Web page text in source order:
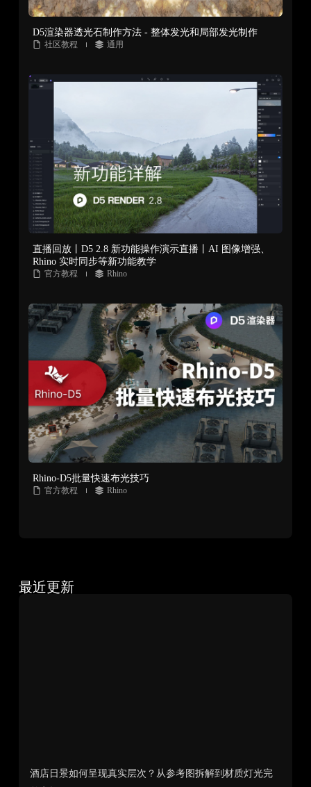
D5渲染器透光石制作方法 - 整体发光和局部发光制作
社区教程 通用
直播回放丨D5 2.8 新功能操作演示直播丨AI 图像增强、
Rhino 实时同步等新功能教学
官方教程 Rhino
Rhino-D5批量快速布光技巧
官方教程 Rhino
最近更新
酒店日景如何呈现真实层次？从参考图拆解到材质灯光完